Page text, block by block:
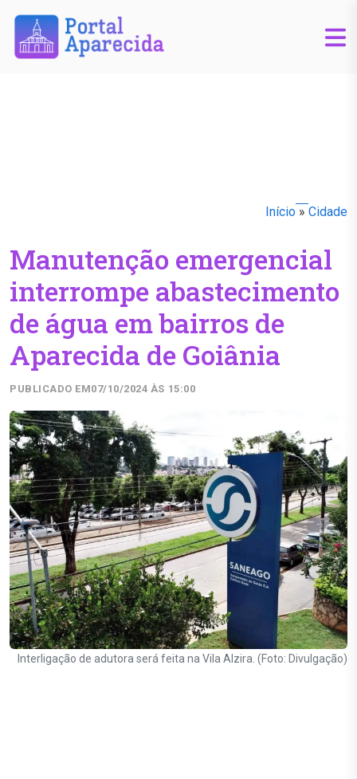
Início » Cidade
Manutenção emergencial
interrompe abastecimento
de água em bairros de
Aparecida de Goiânia
PUBLICADO EM07/10/2024 ÀS 15:00
Interligação de adutora será feita na Vila Alzira. (Foto: Divulgação)